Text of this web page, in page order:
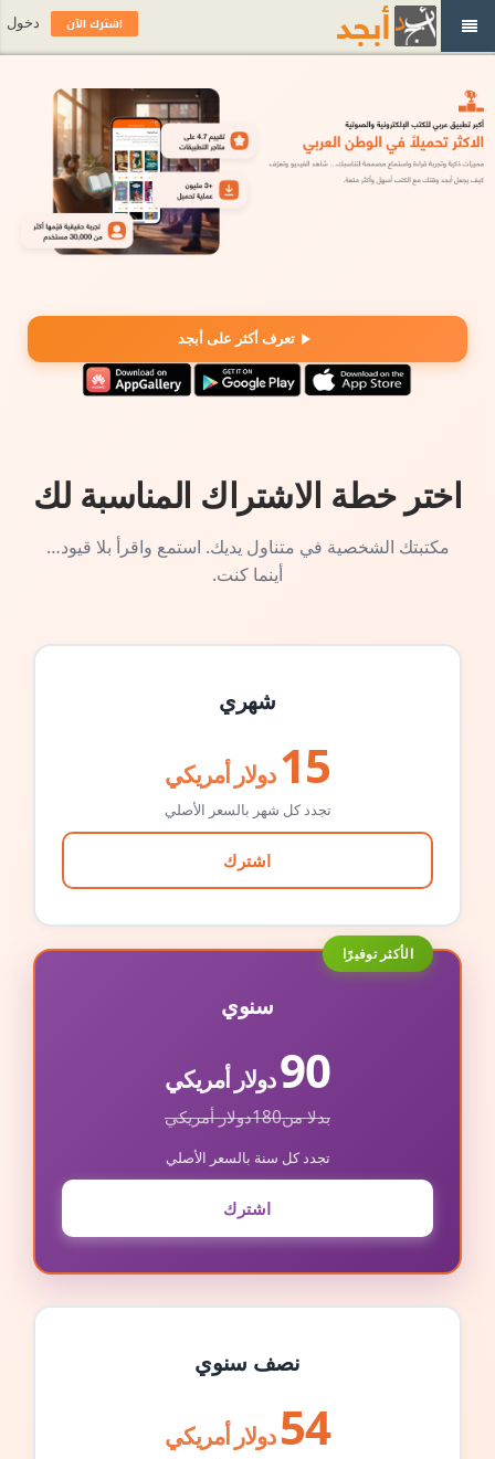
تعرف أكثر على أبجد
اختر خطة الاشتراك المناسبة لك
مكتبتك الشخصية في متناول يديك. استمع واقرأ بلا قيود…
أينما كنت.
شهري
15 دولار أمريكي
تجدد كل شهر بالسعر الأصلي
اشترك
الأكثر توفيرًا
سنوي
90دولار أمريكي
بدلا من180دولار أمريكي
تجدد كل سنة بالسعر الأصلي
اشترك
نصف سنوي
54 دولار أمريكي
اشترك الآن دخول